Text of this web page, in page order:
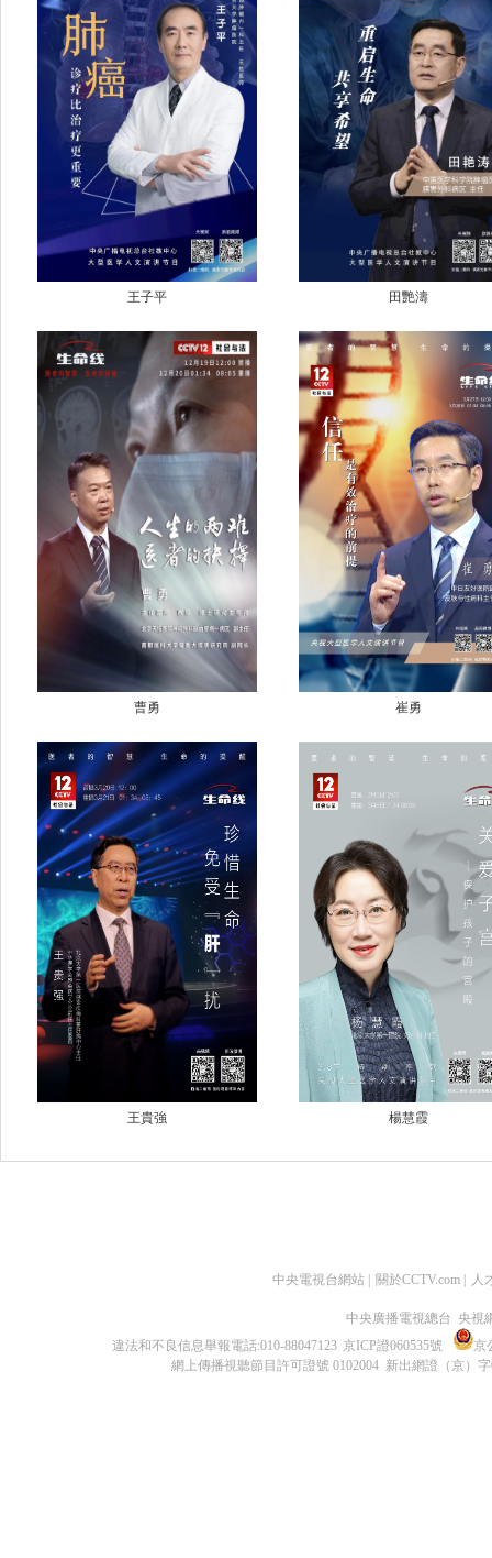
王子平 田艷濤
曹勇 崔勇
王貴強 楊慧霞
中央電視台網站 關於CCTV.com 人
中央廣播電視總台 央視
違法和不良信息舉報電話:010-88047123 京ICP證060535號
京
網上傳播視聽節目許可證號 0102004 新出網證（京）